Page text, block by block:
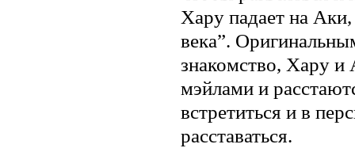
Хару падает на
века”.
знакомство, Хару
мэйлами и
встретиться и в
расставаться.